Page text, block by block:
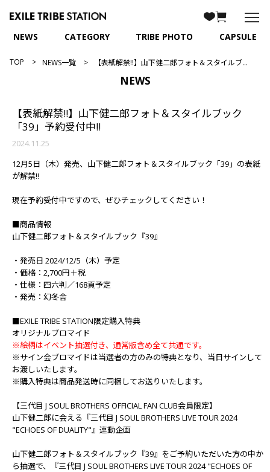
NEWS CATEGORY TRIBE PHOTO CAPSULE
TOP NEWS一覧 【表紙解禁!!】山下健二郎フォト＆スタイルブック「39」予約受付中!!
NEWS
【表紙解禁!!】山下健二郎フォト＆スタイルブック
「39」予約受付中!!
2024.11.25
12月5日（木）発売、山下健二郎フォト＆スタイルブック「39」の表紙
が解禁!!
現在予約受付中ですので、ぜひチェックしてください！
■商品情報
山下健二郎フォト＆スタイルブック『39』
・発売日 2024/12/5（木）予定
・価格：2,700円＋税
・仕様：四六判／168頁予定
・発売：幻冬舎
■EXILE TRIBE STATION限定購入特典
オリジナルブロマイド
※絵柄はイベント抽選付き、通常版含め全て共通です。
※サイン会ブロマイドは当選者の方のみの特典となり、当日サインして
お渡しいたします。
※購入特典は商品発送時に同梱してお送りいたします。
【三代目 J SOUL BROTHERS OFFICIAL FAN CLUB会員限定】
山下健二郎に会える『三代目 J SOUL BROTHERS LIVE TOUR 2024
"ECHOES OF DUALITY"』連動企画
山下健二郎フォト＆スタイルブック『39』をご予約いただいた方の中か
ら抽選で、『三代目 J SOUL BROTHERS LIVE TOUR 2024 "ECHOES OF